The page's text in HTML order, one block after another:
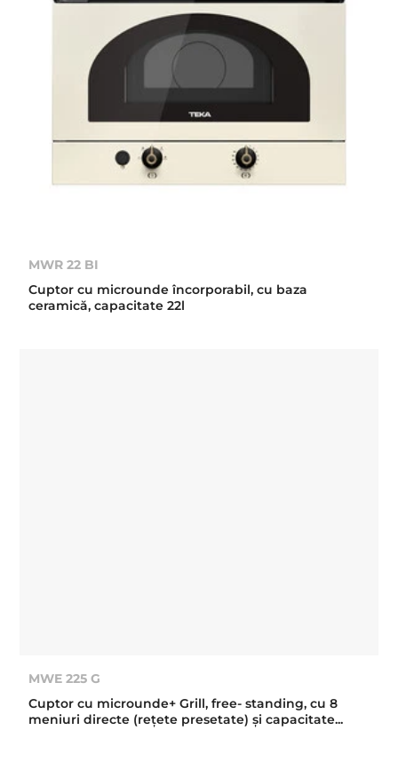
MWR 22 BI
Cuptor cu microunde încorporabil, cu baza
ceramică, capacitate 22l
MWE 225 G
Cuptor cu microunde+ Grill, free- standing, cu 8
meniuri directe (reţete presetate) şi capacitate...